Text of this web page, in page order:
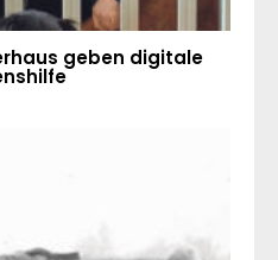
geben digitale